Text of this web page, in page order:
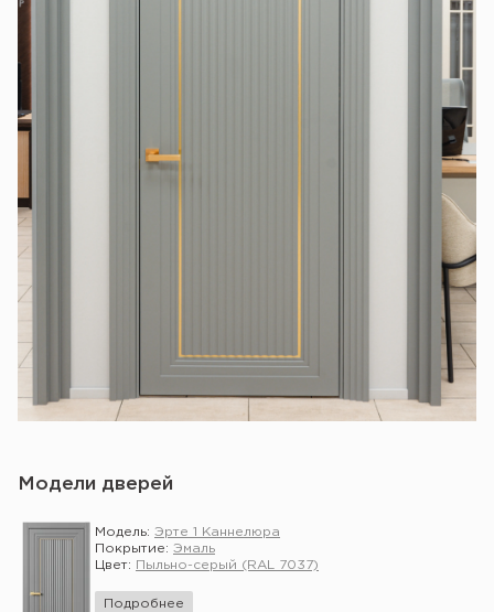
Модели дверей
Модель: Эрте 1 Каннелюра
Покрытие: Эмаль
Цвет:
Пыльно-серый (RAL 7037)
Подробнее